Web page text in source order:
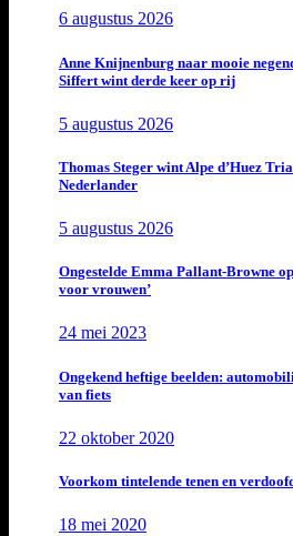
6 augustus 2026
Anne Knijnenburg naar mooie
Siffert wint derde keer op rij
5 augustus 2026
Thomas Steger wint Alpe d’Huez
Nederlander
5 augustus 2026
Ongestelde Emma Pallant-Browne
voor vrouwen’
24 mei 2023
Ongekend heftige beelden:
van fiets
22 oktober 2020
Voorkom tintelende tenen en
18 mei 2020